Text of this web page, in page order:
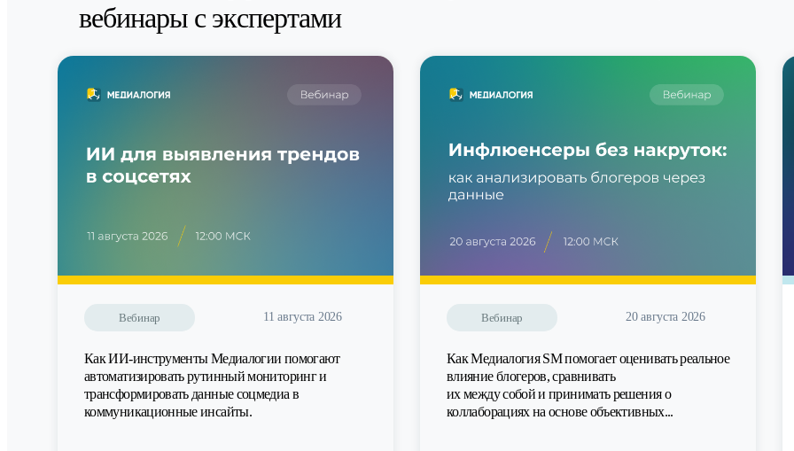
вебинары с экспертами
Вебинар 11 августа 2026
Как ИИ-инструменты Медиалогии помогают
автоматизировать рутинный мониторинг и
трансформировать данные соцмедиа в
коммуникационные инсайты.
Вебинар 20 августа 2026
Как Медиалогия SM помогает оценивать реальное
влияние блогеров, сравнивать
их между собой и принимать решения о
коллаборациях на основе объективных...